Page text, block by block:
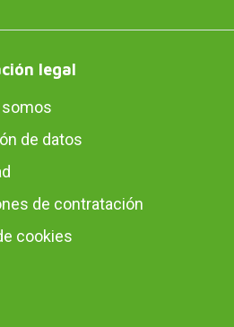
legal
de datos
de contratación
cookies